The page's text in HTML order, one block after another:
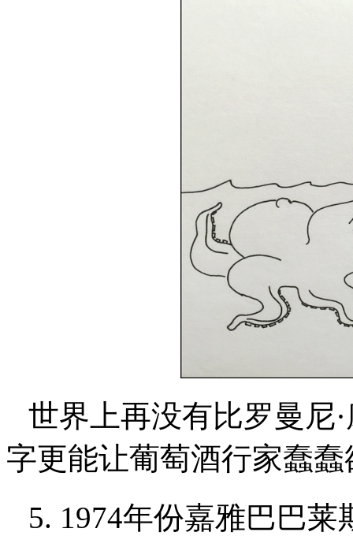
世界上再没有比罗曼尼
字更能让葡萄酒行家蠢
5. 1974年份嘉雅巴巴莱